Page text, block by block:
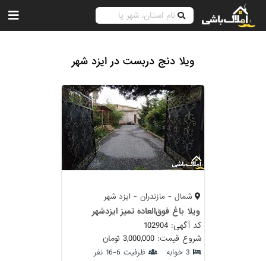
ویلا دنج دربست در ایزد شهر
شمال - مازندران - ایزد شهر
ویلا باغ فوق‌العاده تمیز ایزدشهر
کد آگهی: 102904
شروع قیمت: 3,000,000 تومان
3 خوابه ظرفیت 6-16 نفر